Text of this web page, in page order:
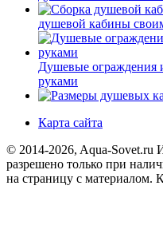
душевой кабины
Душевые ограждения
руками
Карта сайта
© 2014-2026, Aqua-Sovet.ru
разрешено только при
на страницу с материалом.